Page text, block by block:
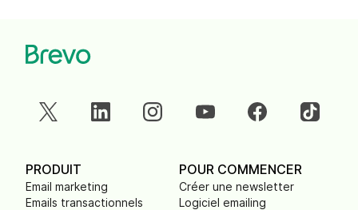
PRODUIT
Email marketing
Emails transactionnels
POUR COMMENCER
Créer une newsletter
Logiciel emailing